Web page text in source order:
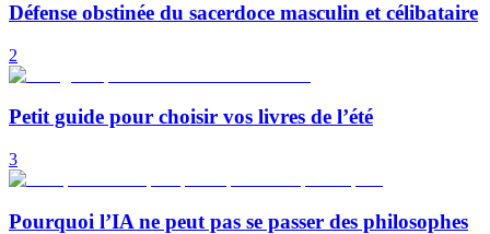
Défense obstinée du sacerdoce masculin et célibataire
2
Petit guide pour choisir vos livres de l’été
3
Pourquoi l’IA ne peut pas se passer des philosophes